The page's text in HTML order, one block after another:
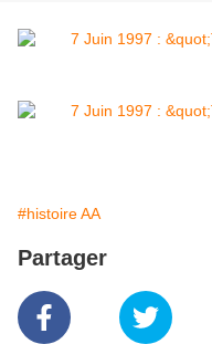
#histoire AA
Partager